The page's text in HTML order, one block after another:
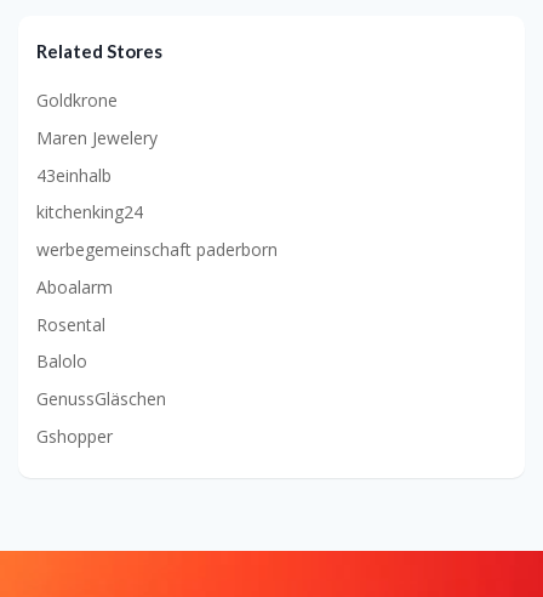
Related Stores
Goldkrone
Maren Jewelery
43einhalb
kitchenking24
werbegemeinschaft paderborn
Aboalarm
Rosental
Balolo
GenussGläschen
Gshopper